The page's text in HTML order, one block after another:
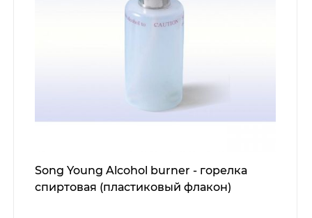
Song Young Alcohol burner - горелка
спиртовая (пластиковый флакон)